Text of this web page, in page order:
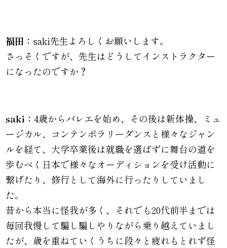
福田： saki先生よろしくお願いします。
さっそくですが、先生はどうしてインストラクター
になったのですか？
saki：4歳からバレエを始め、その後は新体操、ミュ
ージカル、コンテンポラリーダンスと様々なジャン
ルを経て、大学卒業後は就職を選ばずに舞台の道を
歩むべく日本で様々なオーディションを受け活動に
繋げたり、修行として海外に行ったりしていまし
た。
昔から本当に怪我が多く、それでも20代前半までは
毎回我慢して騙し騙しやりながら乗り越えていまし
たが、歳を重ねていくうちに段々と疲れもとれず怪